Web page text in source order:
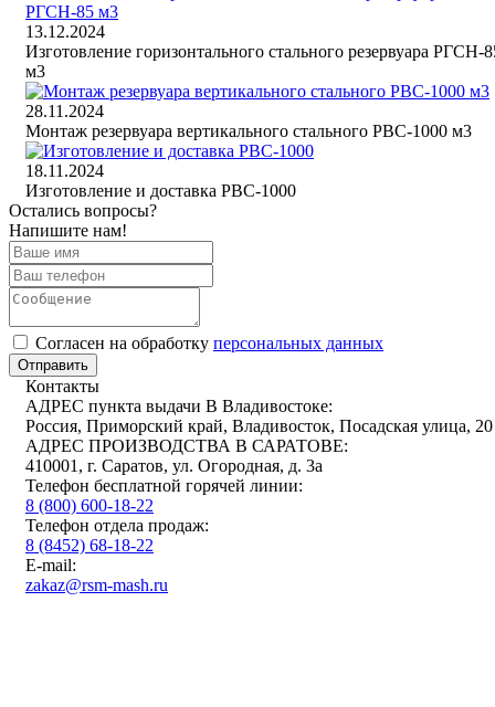
13.12.2024
Изготовление горизонтального стального резервуара РГСН-
м3
28.11.2024
Монтаж резервуара вертикального стального РВС-1000 м3
18.11.2024
Изготовление и доставка РВС-1000
Остались вопросы?
Напишите нам!
Cогласен на обработку персональных данных
Отправить
Контакты
АДРЕС пункта выдачи В Владивостоке:
Россия, Приморский край, Владивосток, Посадская улица, 20
АДРЕС ПРОИЗВОДСТВА В САРАТОВЕ:
410001, г. Саратов, ул. Огородная, д. 3а
Телефон бесплатной горячей линии:
8 (800) 600-18-22
Телефон отдела продаж:
8 (8452) 68-18-22
E-mail:
zakaz@rsm-mash.ru